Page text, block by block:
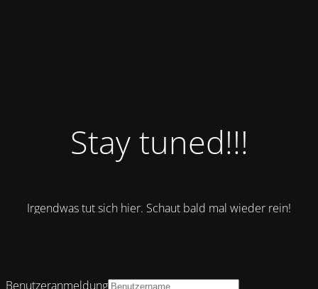
Stay tuned!!!
Irgendwas tut sich hier. Schaut bald mal wieder rein!
Benutzeranmeldung